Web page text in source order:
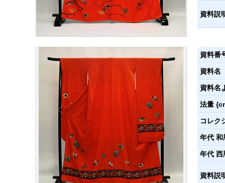
資料説
資料番
資料名
資料名
法量
コレク
年代 和
年代 西
資料説